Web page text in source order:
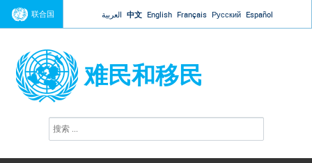
Jump to navigation
联合国 العربية 中文 English Français Русский Español
难民和移民
搜
索